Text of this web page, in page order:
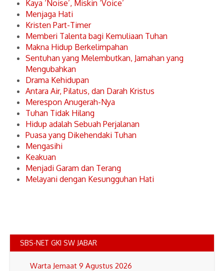
Kaya ‘Noise’, Miskin ‘Voice’
Menjaga Hati
Kristen Part-Timer
Memberi Talenta bagi Kemuliaan Tuhan
Makna Hidup Berkelimpahan
Sentuhan yang Melembutkan, Jamahan yang
Mengubahkan
Drama Kehidupan
Antara Air, Pilatus, dan Darah Kristus
Merespon Anugerah-Nya
Tuhan Tidak Hilang
Hidup adalah Sebuah Perjalanan
Puasa yang Dikehendaki Tuhan
Mengasihi
Keakuan
Menjadi Garam dan Terang
Melayani dengan Kesungguhan Hati
SBS-NET GKI SW JABAR
Warta Jemaat 9 Agustus 2026